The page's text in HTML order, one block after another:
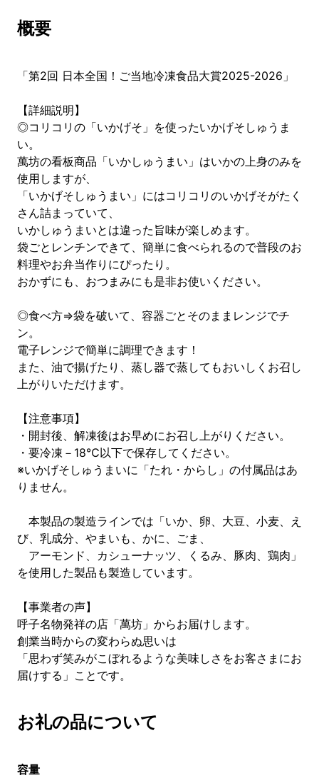
概要
「第2回 日本全国！ご当地冷凍食品大賞2025-2026」
【詳細説明】
◎コリコリの「いかげそ」を使ったいかげそしゅうま
い。
萬坊の看板商品「いかしゅうまい」はいかの上身のみを
使用しますが、
「いかげそしゅうまい」にはコリコリのいかげそがたく
さん詰まっていて、
いかしゅうまいとは違った旨味が楽しめます。
袋ごとレンチンできて、簡単に食べられるので普段のお
料理やお弁当作りにぴったり。
おかずにも、おつまみにも是非お使いください。
◎食べ方⇒袋を破いて、容器ごとそのままレンジでチ
ン。
電子レンジで簡単に調理できます！
また、油で揚げたり、蒸し器で蒸してもおいしくお召し
上がりいただけます。
【注意事項】
・開封後、解凍後はお早めにお召し上がりください。
・要冷凍－18℃以下で保存してください。
※いかげそしゅうまいに「たれ・からし」の付属品はあ
りません。
本製品の製造ラインでは「いか、卵、大豆、小麦、え
び、乳成分、やまいも、かに、ごま、
アーモンド、カシューナッツ、くるみ、豚肉、鶏肉」
を使用した製品も製造しています。
【事業者の声】
呼子名物発祥の店「萬坊」からお届けします。
創業当時からの変わらぬ思いは
「思わず笑みがこぼれるような美味しさをお客さまにお
届けする」ことです。
お礼の品について
容量